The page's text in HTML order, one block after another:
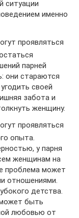
ситуации
именно
проявляться
парней
они стараются
своей
забота и
женщину.
проявляться
опыта.
у парня
женщинам на
проблема может
отношениями.
детства.
быть
любовью от